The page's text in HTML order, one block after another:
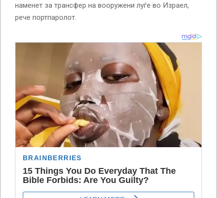
наменет за трансфер на вооружени луѓе во Израел,
рече портпаролот.